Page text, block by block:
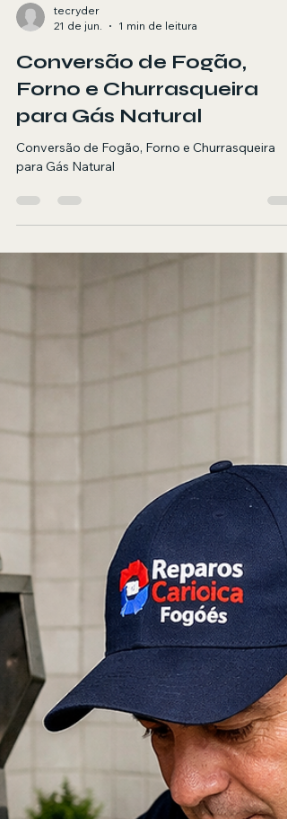
tecryder
21 de jun.
1 min de leitura
Conversão de Fogão,
para Gás Natural